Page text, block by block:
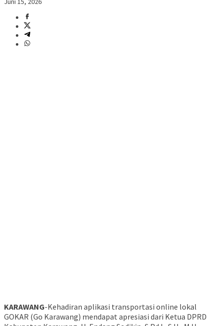
KARAWANG-Kehadiran aplikasi transportasi online lokal
GOKAR (Go Karawang) mendapat apresiasi dari Ketua DPRD